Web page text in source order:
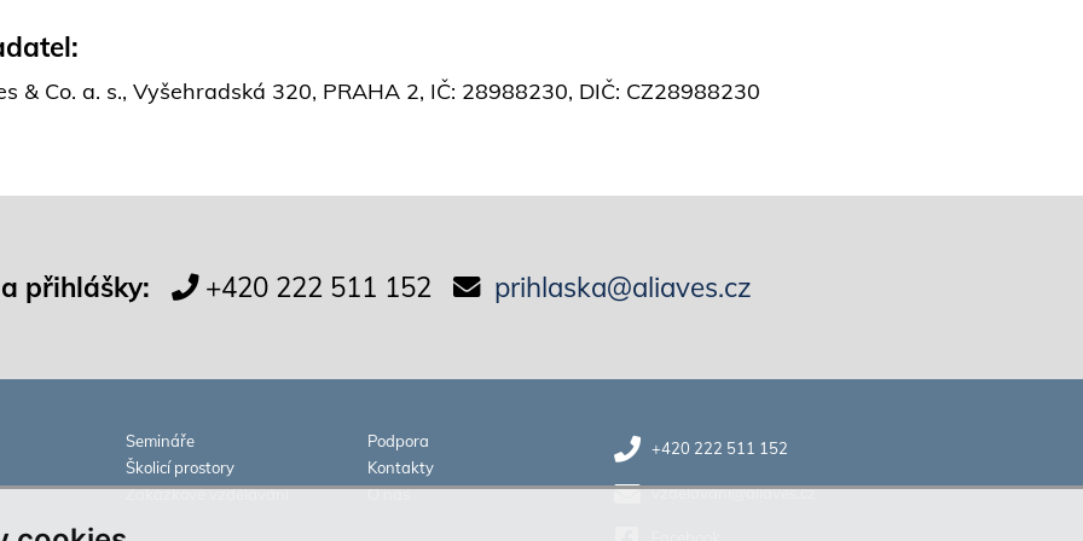
& Co. a. s., Vyšehradská 320, PRAHA 2, IČ: 28988230, DIČ: CZ28988230
přihlášky: +420 222 511 152 prihlaska@aliaves.cz
Semináře
Podpora
Školicí prostory
Kontakty
Zakázkové vzdělávání
O nás
+420 222 511 152
vzdelavani@aliaves.cz